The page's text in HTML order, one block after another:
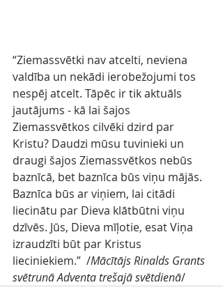
“Ziemassvētki nav atcelti, neviena
valdība un nekādi ierobežojumi tos
nespēj atcelt. Tāpēc ir tik aktuāls
jautājums - kā lai šajos
Ziemassvētkos cilvēki dzird par
Kristu? Daudzi mūsu tuvinieki un
draugi šajos Ziemassvētkos nebūs
baznīcā, bet baznīca būs viņu mājās.
Baznīca būs ar viņiem, lai citādi
liecinātu par Dieva klātbūtni viņu
dzīvēs. Jūs, Dieva mīļotie, esat Viņa
izraudzīti būt par Kristus
lieciniekiem.” /Mācītājs Rinalds Grants
svētrunā Adventa trešajā svētdienā/